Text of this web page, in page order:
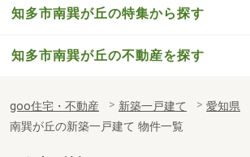
知多市南巽が丘の特集から探す
知多市南巽が丘の不動産を探す
goo住宅・不動産 新築一戸建て 愛知県
南巽が丘の新築一戸建て 物件一覧